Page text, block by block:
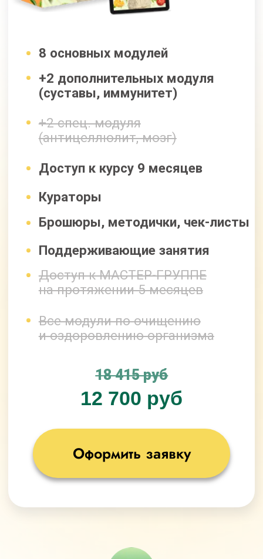
Оформить заявку
При оформлении заявки сегодня,
стоимостью48 000 рублей,
БЕСПЛАТНО
Бонусы